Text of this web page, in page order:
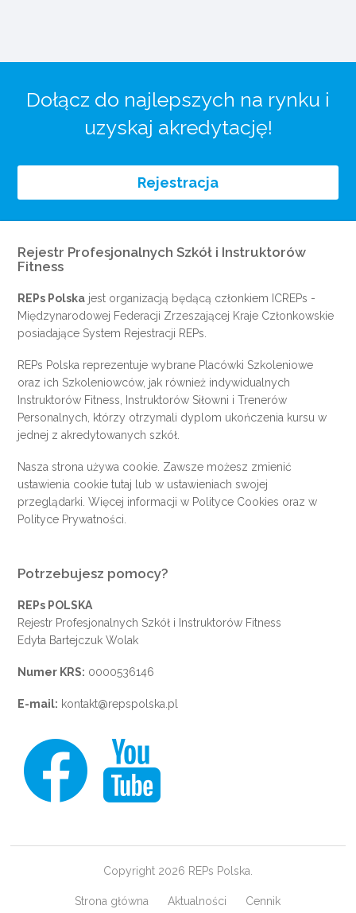
Dołącz do najlepszych na rynku i
uzyskaj akredytację!
Rejestracja
Rejestr Profesjonalnych Szkół i Instruktorów
Fitness
REPs Polska jest organizacją będącą członkiem ICREPs -
Międzynarodowej Federacji Zrzeszającej Kraje Członkowskie
posiadające System Rejestracji REPs.
REPs Polska reprezentuje wybrane Placówki Szkoleniowe
oraz ich Szkoleniowców, jak również indywidualnych
Instruktorów Fitness, Instruktorów Siłowni i Trenerów
Personalnych, którzy otrzymali dyplom ukończenia kursu w
jednej z akredytowanych szkół.
Nasza strona używa cookie. Zawsze możesz zmienić
ustawienia cookietutaj lub w ustawieniach swojej
przeglądarki. Więcej informacji w Polityce Cookies oraz w
Polityce Prywatności
Potrzebujesz pomocy?
REPs POLSKA
Rejestr Profesjonalnych Szkół i Instruktorów Fitness
Edyta Bartejczuk Wolak
Numer KRS: 0000536146
E-mail: kontakt@repspolska.pl
Copyright 2026 REPs Polska.
Strona główna Aktualności Cennik